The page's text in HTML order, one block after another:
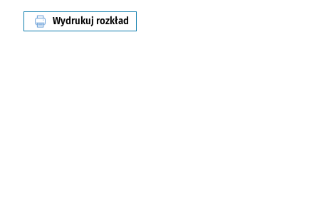
Wydrukuj rozkład
linii nr 8